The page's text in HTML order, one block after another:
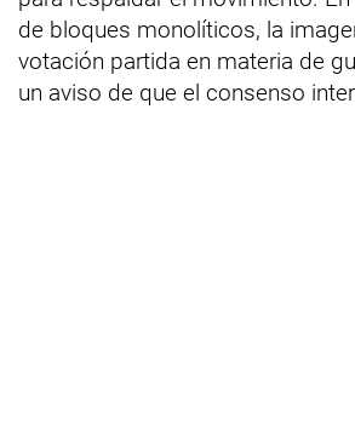
de bloques monolíticos, la
votación partida en materia de
un aviso de que el consenso